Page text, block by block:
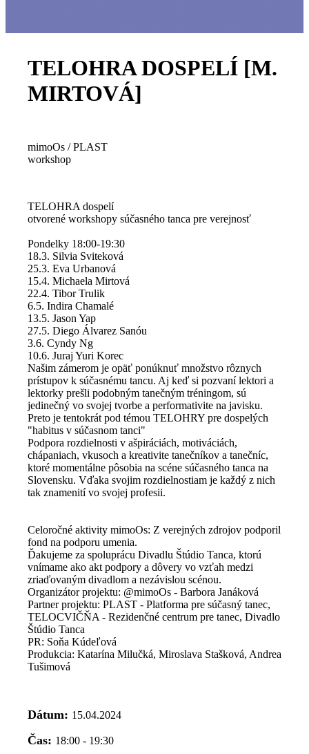
TELOHRA DOSPELÍ [M.
MIRTOVÁ]
mimoOs / PLAST
workshop
TELOHRA dospelí
otvorené workshopy súčasného tanca pre verejnosť
Pondelky 18:00-19:30
18.3. Silvia Sviteková
25.3. Eva Urbanová
15.4. Michaela Mirtová
22.4. Tibor Trulik
6.5. Indira Chamalé
13.5. Jason Yap
27.5. Diego Álvarez Sanóu
3.6. Cyndy Ng
10.6. Juraj Yuri Korec
Našim zámerom je opäť ponúknuť množstvo rôznych
prístupov k súčasnému tancu. Aj keď si pozvaní lektori a
lektorky prešli podobným tanečným tréningom, sú
jedinečný vo svojej tvorbe a performativite na javisku.
Preto je tentokrát pod témou TELOHRY pre dospelých
"habitus v súčasnom tanci"
Podpora rozdielnosti v ašpiráciách, motiváciách,
chápaniach, vkusoch a kreativite tanečníkov a tanečníc,
ktoré momentálne pôsobia na scéne súčasného tanca na
Slovensku. Vďaka svojim rozdielnostiam je každý z nich
tak znamenití vo svojej profesii.
Celoročné aktivity mimoOs: Z verejných zdrojov podporil
fond na podporu umenia.
Ďakujeme za spoluprácu Divadlu Štúdio Tanca, ktorú
vnímame ako akt podpory a dôvery vo vzťah medzi
zriaďovaným divadlom a nezávislou scénou.
Organizátor projektu: @mimoOs - Barbora Janáková
Partner projektu: PLAST - Platforma pre súčasný tanec,
TELOCVIČŇA - Rezidenčné centrum pre tanec, Divadlo
Štúdio Tanca
PR: Soňa Kúdeľová
Produkcia: Katarína Milučká, Miroslava Stašková, Andrea
Tušimová
Dátum: 15.04.2024
Čas: 18:00 - 19:30